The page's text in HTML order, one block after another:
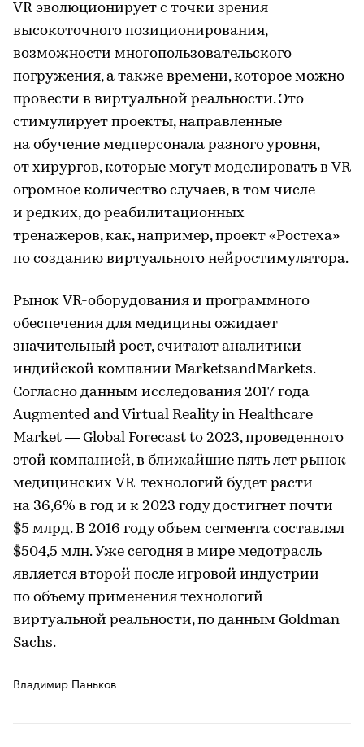
VR эволюционирует с точки зрения
высокоточного позиционирования,
возможности многопользовательского
погружения, а также времени, которое можно
провести в виртуальной реальности. Это
стимулирует проекты, направленные
на обучение медперсонала разного уровня,
от хирургов, которые могут моделировать в VR
огромное количество случаев, в том числе
и редких, до реабилитационных
тренажеров, как, например, проект «Ростеха»
по созданию виртуального нейростимулятора.
Рынок VR-оборудования и программного
обеспечения для медицины ожидает
значительный рост, считают аналитики
индийской компании MarketsandMarkets.
Согласно данным исследования 2017 года
Augmented and Virtual Reality in Healthcare
Market — Global Forecast to 2023, проведенного
этой компанией, в ближайшие пять лет рынок
медицинских VR-технологий будет расти
на 36,6% в год и к 2023 году достигнет почти
$5 млрд. В 2016 году объем сегмента составлял
$504,5 млн. Уже сегодня в мире медотрасль
является второй после игровой индустрии
по объему применения технологий
виртуальной реальности, по данным Goldman
Sachs.
Владимир Паньков